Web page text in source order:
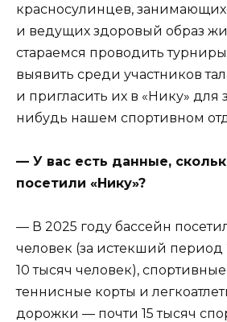
красносулинцев,
и ведущих здоровый образ
стараемся проводить турниры
выявить среди участников
и пригласить их в «Нику» для
нибудь нашем спортивном
— У вас есть данные,
посетили «Нику»?
— В 2025 году бассейн
человек (за истекший период
10 тысяч человек),
теннисные корты и
дорожки — почти 15 тысяч